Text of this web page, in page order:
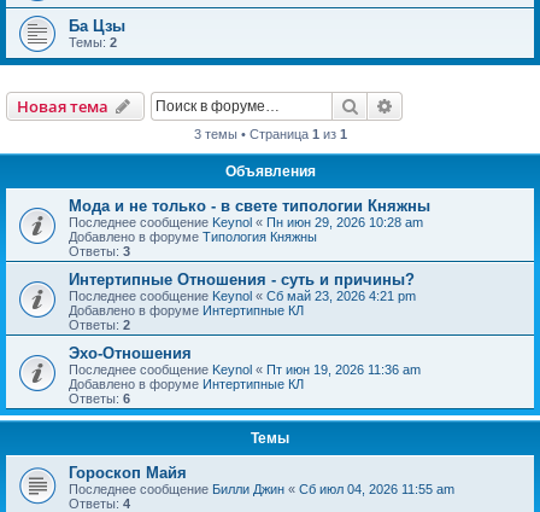
Ба Цзы
Темы: 2
Новая тема Поиск
3 темы • Страница 1 из 1
Объявления
Мода и не только - в свете типологии Княжны
Последнее сообщение Keynol « Пн июн 29, 2026 10:28 am
Добавлено в форуме Типология Княжны
Ответы: 3
Интертипные Отношения - суть и причины?
Последнее сообщение Keynol « Сб май 23, 2026 4:21 pm
Добавлено в форуме Интертипные КЛ
Ответы: 2
Эхо-Отношения
Последнее сообщение Keynol « Пт июн 19, 2026 11:36 am
Добавлено в форуме Интертипные КЛ
Ответы: 6
Темы
Гороскоп Майя
Последнее сообщение Билли Джин « Сб июл 04, 2026 11:55 am
Ответы: 4